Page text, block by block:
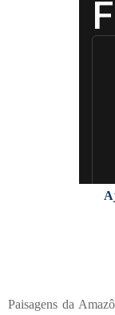
Paisagens da